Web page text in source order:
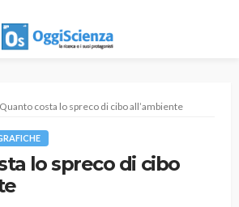
Quanto costa lo spreco di cibo all’ambiente
lo spreco di cibo